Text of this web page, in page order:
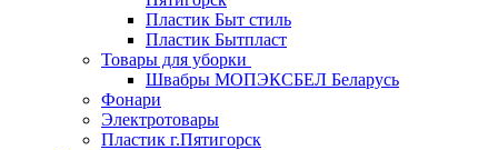
Пластик Быт стиль
Пластик Бытпласт
Товары для уборки
Швабры МОПЭКСБЕЛ Беларусь
Фонари
Электротовары
Пластик г.Пятигорск